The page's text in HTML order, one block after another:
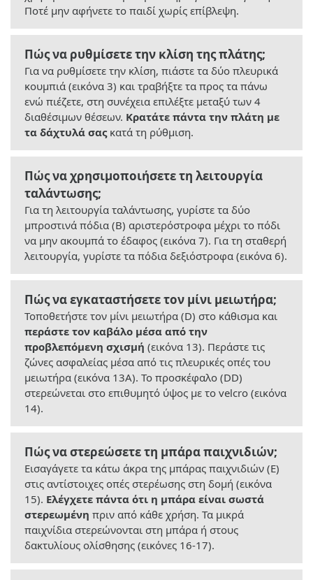
Ποτέ μην αφήνετε το παιδί χωρίς επίβλεψη.
Πώς να ρυθμίσετε την κλίση της πλάτης;
Για να ρυθμίσετε την κλίση, πιάστε τα δύο πλευρικά
κουμπιά (εικόνα 3) και τραβήξτε τα προς τα πάνω
ενώ πιέζετε, στη συνέχεια επιλέξτε μεταξύ των 4
διαθέσιμων θέσεων. Κρατάτε πάντα την πλάτη με
τα δάχτυλά σαςκατά τη ρύθμιση.
Πώς να χρησιμοποιήσετε τη λειτουργία
ταλάντωσης;
Για τη λειτουργία ταλάντωσης, γυρίστε τα δύο
μπροστινά πόδια (Β) αριστερόστροφα μέχρι το πόδι
να μην ακουμπά το έδαφος (εικόνα 7). Για τη σταθερή
λειτουργία, γυρίστε τα πόδια δεξιόστροφα (εικόνα 6).
Πώς να εγκαταστήσετε τον μίνι μειωτήρα;
Τοποθετήστε τον μίνι μειωτήρα (D) στο κάθισμα και
περάστε τον καβάλο μέσα από την
προβλεπόμενη σχισμή (εικόνα 13). Περάστε τις
ζώνες ασφαλείας μέσα από τις πλευρικές οπές του
μειωτήρα (εικόνα 13Α). Το προσκέφαλο (DD)
στερεώνεται στο επιθυμητό ύψος με το velcro (εικόνα
14).
Πώς να στερεώσετε τη μπάρα παιχνιδιών;
Εισαγάγετε τα κάτω άκρα της μπάρας παιχνιδιών (E)
στις αντίστοιχες οπές στερέωσης στη δομή (εικόνα
15). Ελέγχετε πάντα ότι η μπάρα είναι σωστά
στερεωμένη πριν από κάθε χρήση. Τα μικρά
παιχνίδια στερεώνονται στη μπάρα ή στους
δακτυλίους ολίσθησης (εικόνες 16-17).